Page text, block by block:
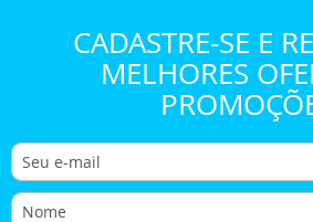
CADASTRE-SE E
MELHORES